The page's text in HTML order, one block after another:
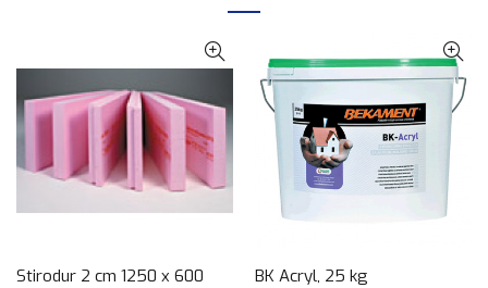
Stirodur 2 cm 1250 x 600
BK Acryl, 25 kg